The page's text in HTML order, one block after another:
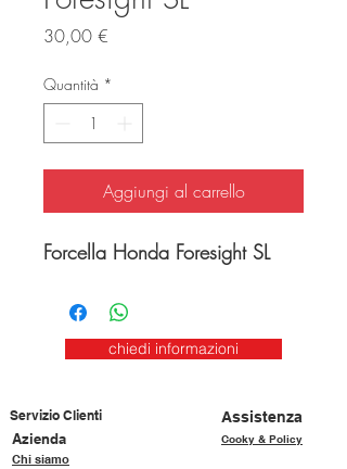
30,00 €
Quantità *
Aggiungi al carrello
Forcella Honda Foresight SL
chiedi informazioni
Servizio Clienti
Assistenza
Azienda
Cooky & Policy
Chi siamo